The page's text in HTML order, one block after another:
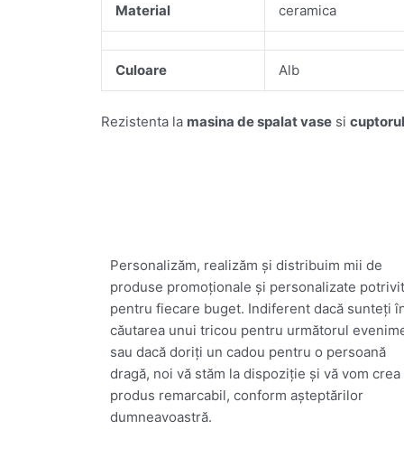
Material ceramica
Culoare Alb
Rezistenta la masina despalatvase si
Personalizăm, realizăm și distribuim mii de
produse promoționale și personalizate
pentru fiecare buget. Indiferent dacă sunteți
căutarea unui tricou pentru următorul
sau dacă doriți un cadou pentru o persoană
dragă, noi vă stăm la dispoziție și vă vom crea
produs remarcabil, conform așteptărilor
dumneavoastră.